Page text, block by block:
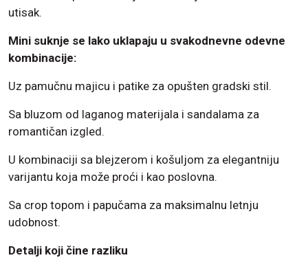
utisak.
Mini suknje se lako uklapaju u svakodnevne odevne
kombinacije:
Uz pamučnu majicu i patike za opušten gradski stil.
Sa bluzom od laganog materijala i sandalama za
romantičan izgled.
U kombinaciji sa blejzerom i košuljom za elegantniju
varijantu koja može proći i kao poslovna.
Sa crop topom i papučama za maksimalnu letnju
udobnost.
Detalji koji čine razliku